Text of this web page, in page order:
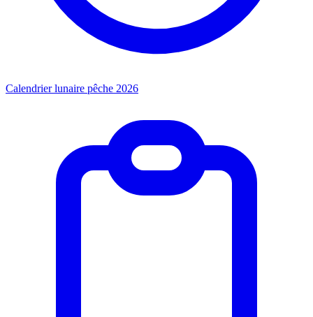
Calendrier lunaire pêche 2026